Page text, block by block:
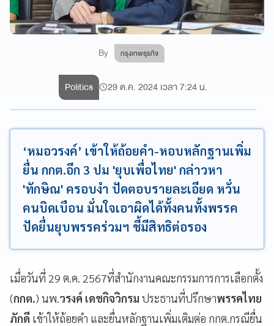
By กรุงเทพธุรกิจ
Politics 29 ต.ค. 2024 เวลา 7:24 น.
‘หมอวรงค์’ เข้าให้ถ้อยคำ-หอบหลักฐานเพิ่ม
ยื่น กกต.อีก 3 ปม 'ยุบเพื่อไทย' กล่าวหา
'ทักษิณ' ครอบงำ ปัดตอบรายละเอียด หวั่น
คนบิดเบือน มั่นใจเอาผิดได้ทั้งคนทั้งพรรค
ปัดยื่นยุบพรรคร่วมฯ ชี้มีสิทธิต่อรอง
เมื่อวันที่ 29 ต.ค. 2567ที่สำนักงานคณะกรรมการการเลือกตั้ง
(กกต.) นพ.วรงค์ เดชกิจวิกรม ประธานที่ปรึกษาพรรคไทย
ภักดี เข้าให้ถ้อยคำ และยื่นหลักฐานเพิ่มเติมต่อ กกต.กรณียื่น